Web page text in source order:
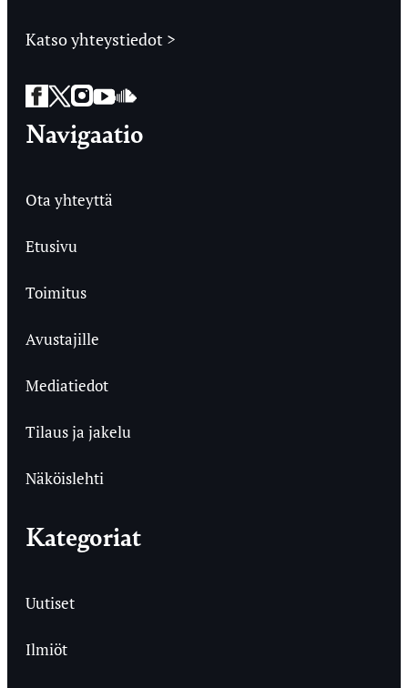
Katso yhteystiedot >
Facebook
Twitter
Instagram
YouTube
SoundCloud
Navigaatio
Ota yhteyttä
Etusivu
Toimitus
Avustajille
Mediatiedot
Tilaus ja jakelu
Näköislehti
Kategoriat
Uutiset
Ilmiöt